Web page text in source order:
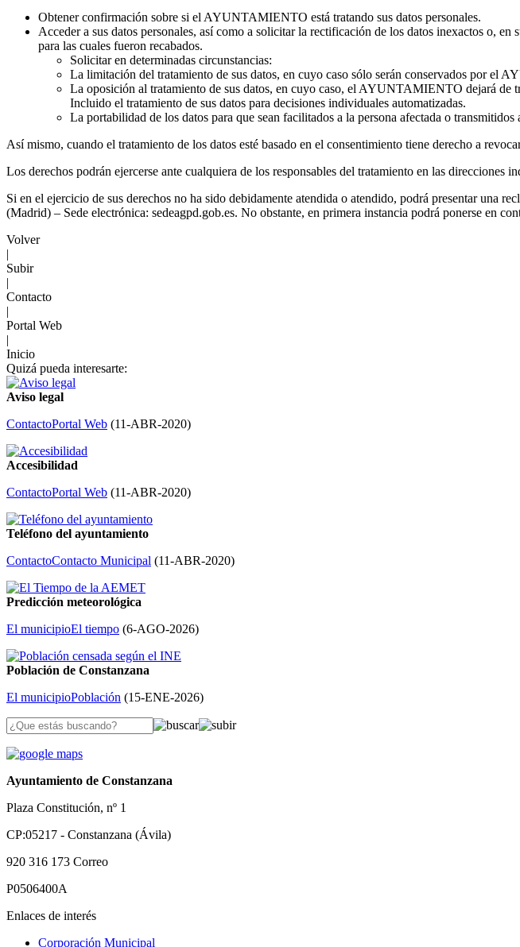
Obtener confirmación sobre si el AYUNTAMIENTO está tratando sus datos personales.
Acceder a sus datos personales, así como a solicitar la rectificación de los datos inexactos o,
para las cuales fueron recabados.
Solicitar en determinadas circunstancias:
La limitación del tratamiento de sus datos, en cuyo caso sólo serán conservados por el
La oposición al tratamiento de sus datos, en cuyo caso, el AYUNTAMIENTO dejará de
Incluido el tratamiento de sus datos para decisiones individuales automatizadas.
La portabilidad de los datos para que sean facilitados a la persona afectada o
Así mismo, cuando el tratamiento de los datos esté basado en el consentimiento tiene derecho a
Los derechos podrán ejercerse ante cualquiera de los responsables del tratamiento en las direcciones
Si en el ejercicio de sus derechos no ha sido debidamente atendida o atendido, podrá presentar
(Madrid) – Sede electrónica: sedeagpd.gob.es. No obstante, en primera instancia podrá ponerse en
Volver
|
Subir
|
Contacto
|
Portal Web
|
Inicio
Quizá pueda interesarte:
Aviso legal
ContactoPortal Web (11-ABR-2020)
Accesibilidad
ContactoPortal Web (11-ABR-2020)
Teléfono del ayuntamiento
ContactoContacto Municipal (11-ABR-2020)
Predicción meteorológica
El municipioEl tiempo (6-AGO-2026)
Población de Constanzana
El municipioPoblación (15-ENE-2026)
Ayuntamiento de Constanzana
Plaza Constitución, nº 1
CP:05217 - Constanzana (Ávila)
920 316 173 Correo
P0506400A
Enlaces de interés
Corporación Municipal